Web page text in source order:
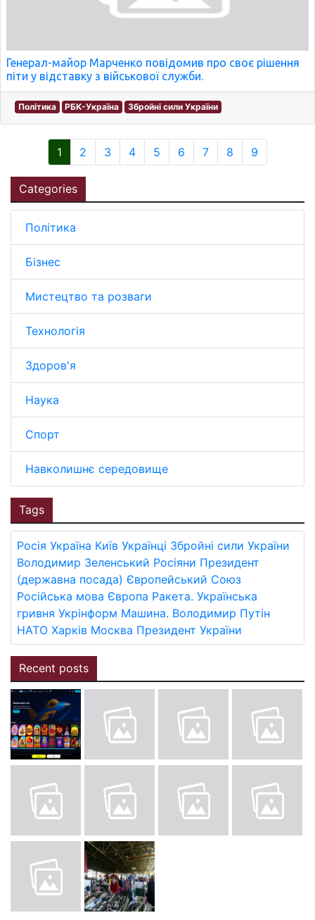
Генерал-майор Марченко повідомив про своє рішення
піти у відставку з військової служби.
Політика РБК-Україна Збройні сили України
1 2 3 4 5 6 7 8 9
Categories
Політика
Бізнес
Мистецтво та розваги
Технологія
Здоров'я
Наука
Спорт
Навколишнє середовище
Tags
Росія Україна Київ Українці Збройні сили України
Володимир Зеленський Росіяни Президент
(державна посада) Європейський Союз
Російська мова Європа Ракета. Українська
гривня Укрінформ Машина. Володимир Путін
НАТО Харків Москва Президент України
Recent posts